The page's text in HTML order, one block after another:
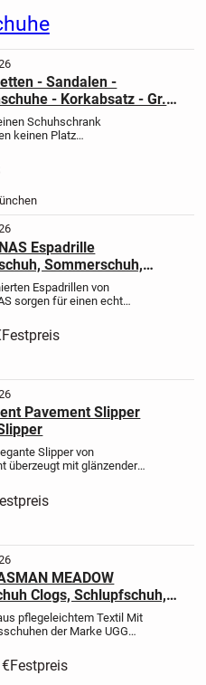
- Sandalen -
- Korkabsatz - Gr.
Schuhschrank
keinen Platz
von Graceland in der
ihr auf den Fotos seht habe
Espadrille
Sommerschuh,
Veloursleder
Espadrillen von
sorgen für einen echt
begeistert der
auf Anhieb. Auch im
Festpreis
Pavement Slipper
Slipper von
überzeugt mit glänzender
dekorativem Quasten-Detail
profilierte
MEADOW
Clogs, Schlupfschuh,
mit Anziehlasche
pflegeleichtem Textil Mit
der Marke UGG
Dadurch, dass du
den Schuh
Festpreis